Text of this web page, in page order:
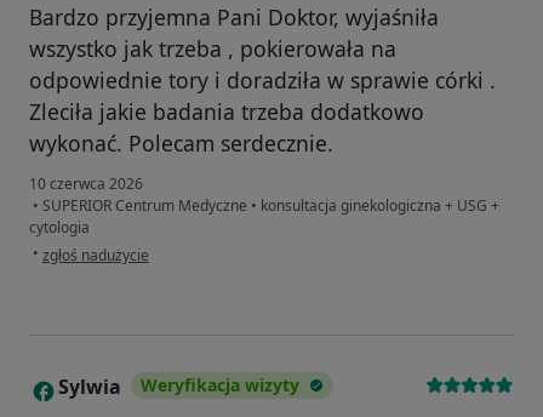
Bardzo przyjemna Pani Doktor, wyjaśniła
wszystko jak trzeba , pokierowała na
odpowiednie tory i doradziła w sprawie córki .
Zleciła jakie badania trzeba dodatkowo
wykonać. Polecam serdecznie.
10 czerwca 2026
• SUPERIOR Centrum Medyczne • konsultacja ginekologiczna + USG +
cytologia
• w opinii użytkownika Aga
zgłoś nadużycie
S Sylwia Weryfikacja wizyty